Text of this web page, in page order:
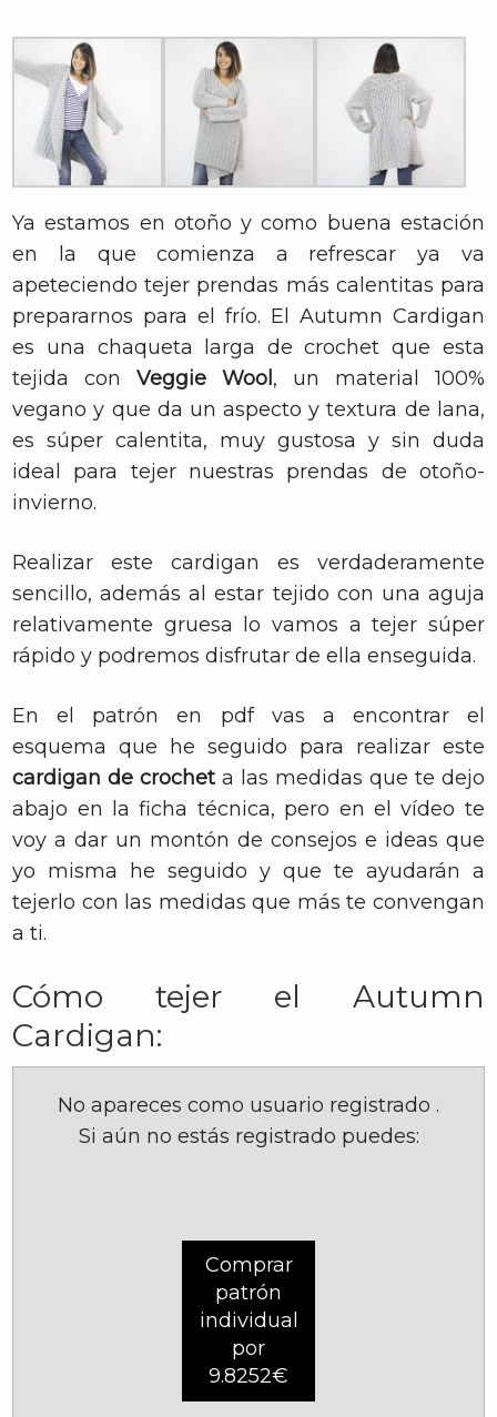
Ya estamos en otoño y como buena estación
en la que comienza a refrescar ya va
apeteciendo tejer prendas más calentitas para
prepararnos para el frío. El Autumn Cardigan
es una chaqueta larga de crochet que esta
tejida conVeggie Wool , un material 100%
vegano y que da un aspecto y textura de lana,
es súper calentita, muy gustosa y sin duda
ideal para tejer nuestras prendas de otoño-
invierno.
Realizar este cardigan es verdaderamente
sencillo, además al estar tejido con una aguja
relativamente gruesa lo vamos a tejer súper
rápido y podremos disfrutar de ella enseguida.
En el patrón en pdf vas a encontrar el
esquema que he seguido para realizar este
cardigan de crocheta las medidas que te dejo
abajo en la ficha técnica, pero en el vídeo te
voy a dar un montón de consejos e ideas que
yo misma he seguido y que te ayudarán a
tejerlo con las medidas que más te convengan
a ti.
Cómo tejer el Autumn
Cardigan:
No apareces como usuario registrado .
Si aún no estás registrado puedes:
Comprar
patrón
individual
por
9.8252€